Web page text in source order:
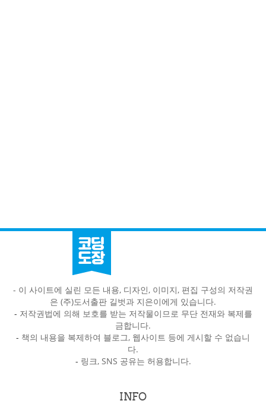
- 이 사이트에 실린 모든 내용, 디자인, 이미지, 편집 구성의 저작권
은 (주)도서출판 길벗과 지은이에게 있습니다.
- 저작권법에 의해 보호를 받는 저작물이므로 무단 전재와 복제를
금합니다.
- 책의 내용을 복제하여 블로그, 웹사이트 등에 게시할 수 없습니
다.
- 링크, SNS 공유는 허용합니다.
INFO